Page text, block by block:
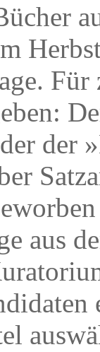
der
aus